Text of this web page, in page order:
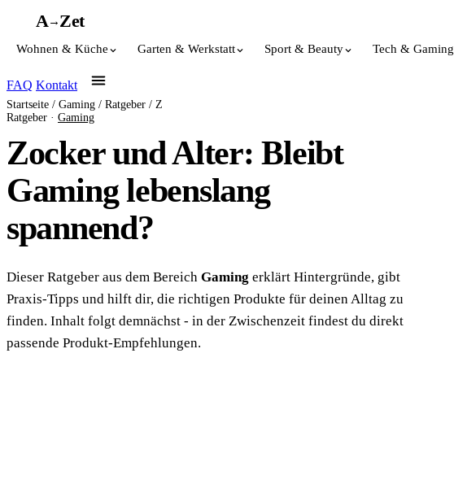
A→Zet
Wohnen & Küche Garten & Werkstatt Sport & Beauty Tech & Gaming
FAQ Kontakt
Startseite / Gaming / Ratgeber / Z
Ratgeber · Gaming
Zocker und Alter: Bleibt
Gaming lebenslang
spannend?
Dieser Ratgeber aus dem Bereich Gaming erklärt Hintergründe, gibt
Praxis-Tipps und hilft dir, die richtigen Produkte für deinen Alltag zu
finden. Inhalt folgt demnächst - in der Zwischenzeit findest du direkt
passende Produkt-Empfehlungen.